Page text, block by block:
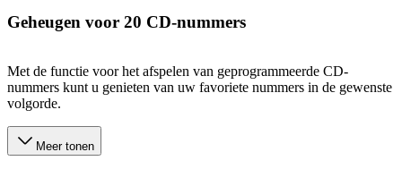
Geheugen voor 20 CD-nummers
Met de functie voor het afspelen van geprogrammeerde CD-
nummers kunt u genieten van uw favoriete nummers in de gewenste
volgorde.
Meer tonen